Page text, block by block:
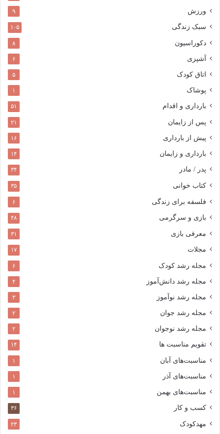
ورزش ۹
سبک زندگی ۱۰۵
دکوراسیون ۸
آشپزی ۶
اتاق کودک ۵
پوشاک ۱
بارداری و اقدام ۵۱
پس از زایمان ۲۱
پیش از بارداری ۱۶
بارداری و زایمان ۱۴
پدر / مادر ۳۴
کتاب خوانی ۳۵
فلسفه برای زندگی ۶
بازی و سرگرمی ۴۸
معرفی بازی ۳۱
مجلات ۱۷
مجله رشد کودک ۶
مجله رشد دانش‌آموز ۴
مجله رشد نوآموز ۳
مجله رشد جوان ۲
مجله رشد نوجوان ۲
تقویم مناسبت ها ۱۴
مناسبت‌های آبان ۱
مناسبت‌های آذر ۱
مناسبت‌های بهمن ۱
کسب و کار ۳۶
مهدکودک ۲۳